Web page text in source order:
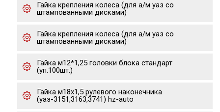
Гайка крепления колеса (для а/м уаз со
штампованными дисками)
Гайка крепления колеса (для а/м уаз со
штампованными дисками)
Гайка м12*1,25 головки блока стандарт
(уп.100шт.)
Гайка м18х1,5 рулевого наконечника
(уаз-3151,3163,3741) hz-auto